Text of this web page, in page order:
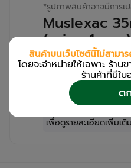
*รูปภาพสินค้าอาจมีการเ
Muslexac
(กล่อง 1 แผง
(Pack/20s/
สำหรับลูกค้าเฉพาะร้าน
พยาบาล
เข้าสู่ระบบ / ลงท
เพื่อดูรายละเอียดเพิ่มเติม
สินค้าบนเว็บไซต์นี้ไม่สามา
โดยจะจำหน่ายให้เฉพาะ ร้า
ร้านค้าที่มีใ
ต